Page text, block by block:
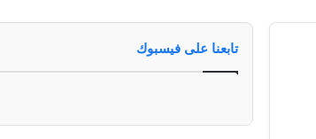
تابعنا على فيسبوك